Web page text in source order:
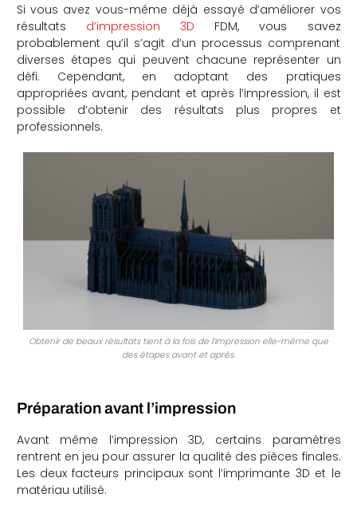
Si vous avez vous-même déjà essayé d’améliorer vos
résultats d’impression 3D FDM, vous savez
probablement qu’il s’agit d’un processus comprenant
diverses étapes qui peuvent chacune représenter un
défi. Cependant, en adoptant des pratiques
appropriées avant, pendant et après l’impression, il est
possible d’obtenir des résultats plus propres et
professionnels.
Obtenir de beaux résultats tient à la fois de l’impression elle-même que
des étapes avant et après.
Préparation avant l’impression
Avant même l’impression 3D, certains paramètres
rentrent en jeu pour assurer la qualité des pièces finales.
Les deux facteurs principaux sont l’imprimante 3D et le
matériau utilisé.